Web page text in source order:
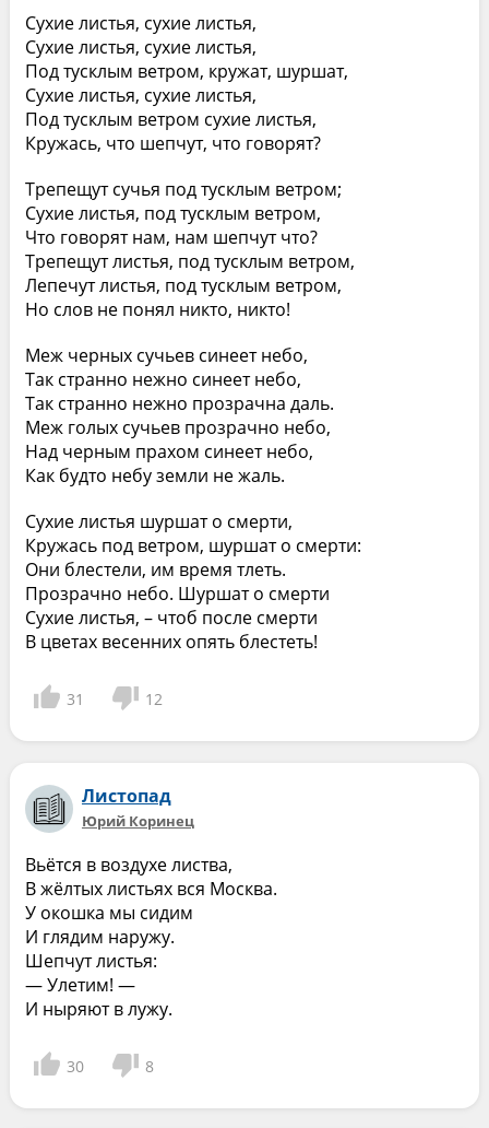
Сухие листья, сухие листья,
Сухие листья, сухие листья,
Под тусклым ветром, кружат, шуршат,
Сухие листья, сухие листья,
Под тусклым ветром сухие листья,
Кружась, что шепчут, что говорят?
Трепещут сучья под тусклым ветром;
Сухие листья, под тусклым ветром,
Что говорят нам, нам шепчут что?
Трепещут листья, под тусклым ветром,
Лепечут листья, под тусклым ветром,
Но слов не понял никто, никто!
Меж черных сучьев синеет небо,
Так странно нежно синеет небо,
Так странно нежно прозрачна даль.
Меж голых сучьев прозрачно небо,
Над черным прахом синеет небо,
Как будто небу земли не жаль.
Сухие листья шуршат о смерти,
Кружась под ветром, шуршат о смерти:
Они блестели, им время тлеть.
Прозрачно небо. Шуршат о смерти
Сухие листья, – чтоб после смерти
В цветах весенних опять блестеть!
31 12
Листопад
Юрий Коринец
Вьётся в воздухе листва,
В жёлтых листьях вся Москва.
У окошка мы сидим
И глядим наружу.
Шепчут листья:
— Улетим! —
И ныряют в лужу.
30 8